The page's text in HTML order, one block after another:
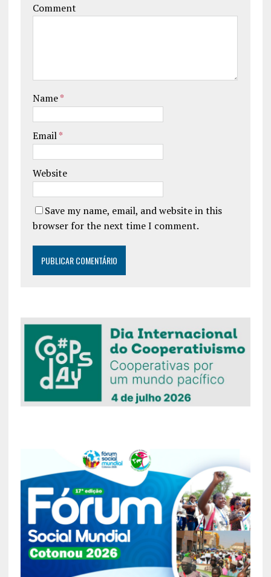
Comment
Name*
Email*
Website
Save my name, email, and website in this
browser for the next time I comment.